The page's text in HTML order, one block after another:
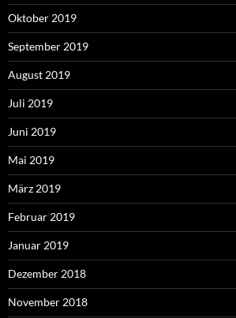
Oktober 2019
September 2019
August 2019
Juli 2019
Juni 2019
Mai 2019
März 2019
Februar 2019
Januar 2019
Dezember 2018
November 2018